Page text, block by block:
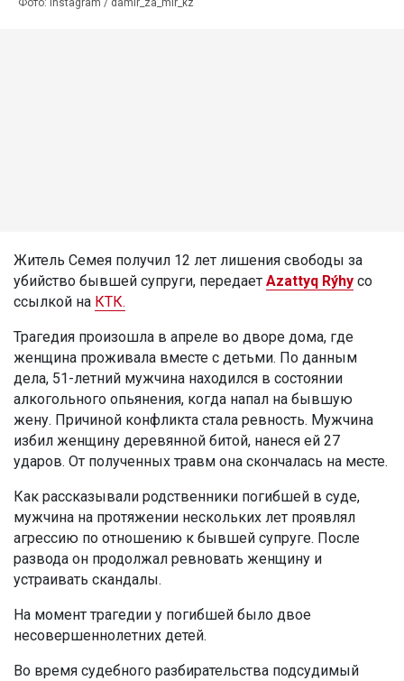
Фото: instagram / damir_za_mir_kz
Житель Семея получил 12 лет лишения свободы за
убийство бывшей супруги, передает Azattyq Rýhy со
ссылкой на КТК.
Трагедия произошла в апреле во дворе дома, где
женщина проживала вместе с детьми. По данным
дела, 51-летний мужчина находился в состоянии
алкогольного опьянения, когда напал на бывшую
жену. Причиной конфликта стала ревность. Мужчина
избил женщину деревянной битой, нанеся ей 27
ударов. От полученных травм она скончалась на месте.
Как рассказывали родственники погибшей в суде,
мужчина на протяжении нескольких лет проявлял
агрессию по отношению к бывшей супруге. После
развода он продолжал ревновать женщину и
устраивать скандалы.
На момент трагедии у погибшей было двое
несовершеннолетних детей.
Во время судебного разбирательства подсудимый